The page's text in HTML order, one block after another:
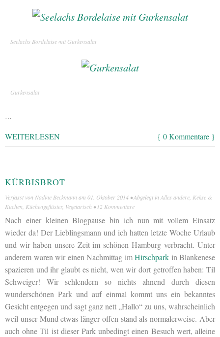
Seelachs Bordelaise mit Gurkensalat
Gurkensalat
…
WEITERLESEN { 0 Kommentare }
KÜRBISBROT
Verfasst von Nadine Beckmann am 01. Oktober 2014 • Abgelegt in Alles andere, Kekse &
Kuchen, Küchengeflüster, Vegetarisch •12 Kommentare
Nach einer kleinen Blogpause bin ich nun mit vollem Einsatz
wieder da! Der Lieblingsmann und ich hatten letzte Woche Urlaub
und wir haben unsere Zeit im schönen Hamburg verbracht. Unter
anderem waren wir einen Nachmittag imHirschpark in Blankenese
spazieren und ihr glaubt es nicht, wen wir dort getroffen haben: Til
Schweiger! Wir schlendern so nichts ahnend durch diesen
wunderschönen Park und auf einmal kommt uns ein bekanntes
Gesicht entgegen und sagt ganz nett „Hallo“ zu uns, wahrscheinlich
weil unser Mund etwas länger offen stand als normalerweise. Aber
auch ohne Til ist dieser Park unbedingt einen Besuch wert, alleine